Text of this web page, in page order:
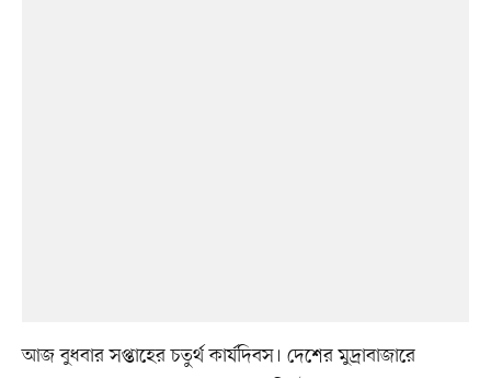
আজ বুধবার সপ্তাহের চতুর্থ কার্যদিবস। দেশের মুদ্রাবাজারে